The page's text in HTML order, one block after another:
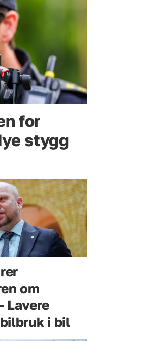
for
stygg
om
Lavere
i bil